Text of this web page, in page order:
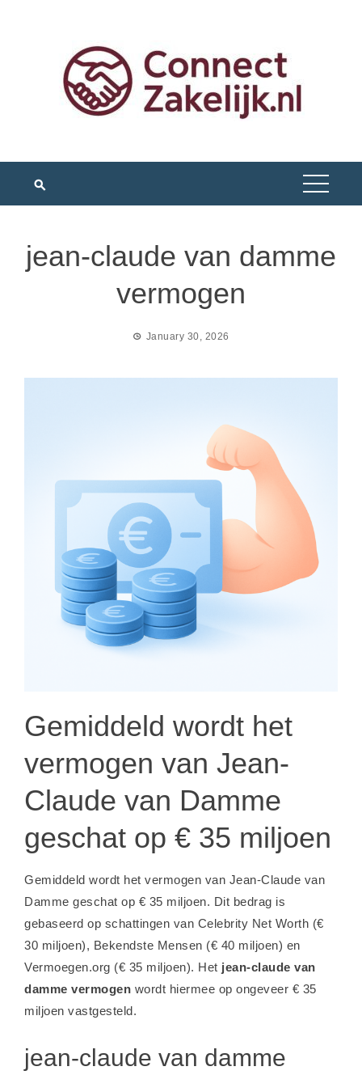
jean-claude van damme
vermogen
January 30, 2026
Gemiddeld wordt het
vermogen van Jean-
Claude van Damme
geschat op € 35 miljoen
Gemiddeld wordt het vermogen van Jean-Claude van
Damme geschat op € 35 miljoen. Dit bedrag is
gebaseerd op schattingen van Celebrity Net Worth (€
30 miljoen), Bekendste Mensen (€ 40 miljoen) en
Vermoegen.org (€ 35 miljoen). Het jean-claude van
damme vermogen wordt hiermee op ongeveer € 35
miljoen vastgesteld.
jean-claude van damme